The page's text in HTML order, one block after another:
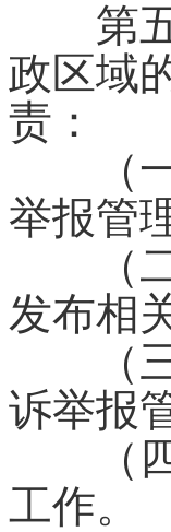
第五
政区域
责：
（一
举报管
（二
发布相
（三
诉举报
（四
工作。